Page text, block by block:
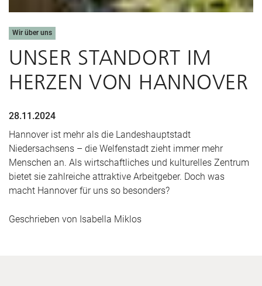
Wir über uns
UNSER STANDORT IM
HERZEN VON HANNOVER
28.11.2024
Hannover ist mehr als die Landeshauptstadt
Niedersachsens – die Welfenstadt zieht immer mehr
Menschen an. Als wirtschaftliches und kulturelles Zentrum
bietet sie zahlreiche attraktive Arbeitgeber. Doch was
macht Hannover für uns so besonders?
Geschrieben von Isabella Miklos